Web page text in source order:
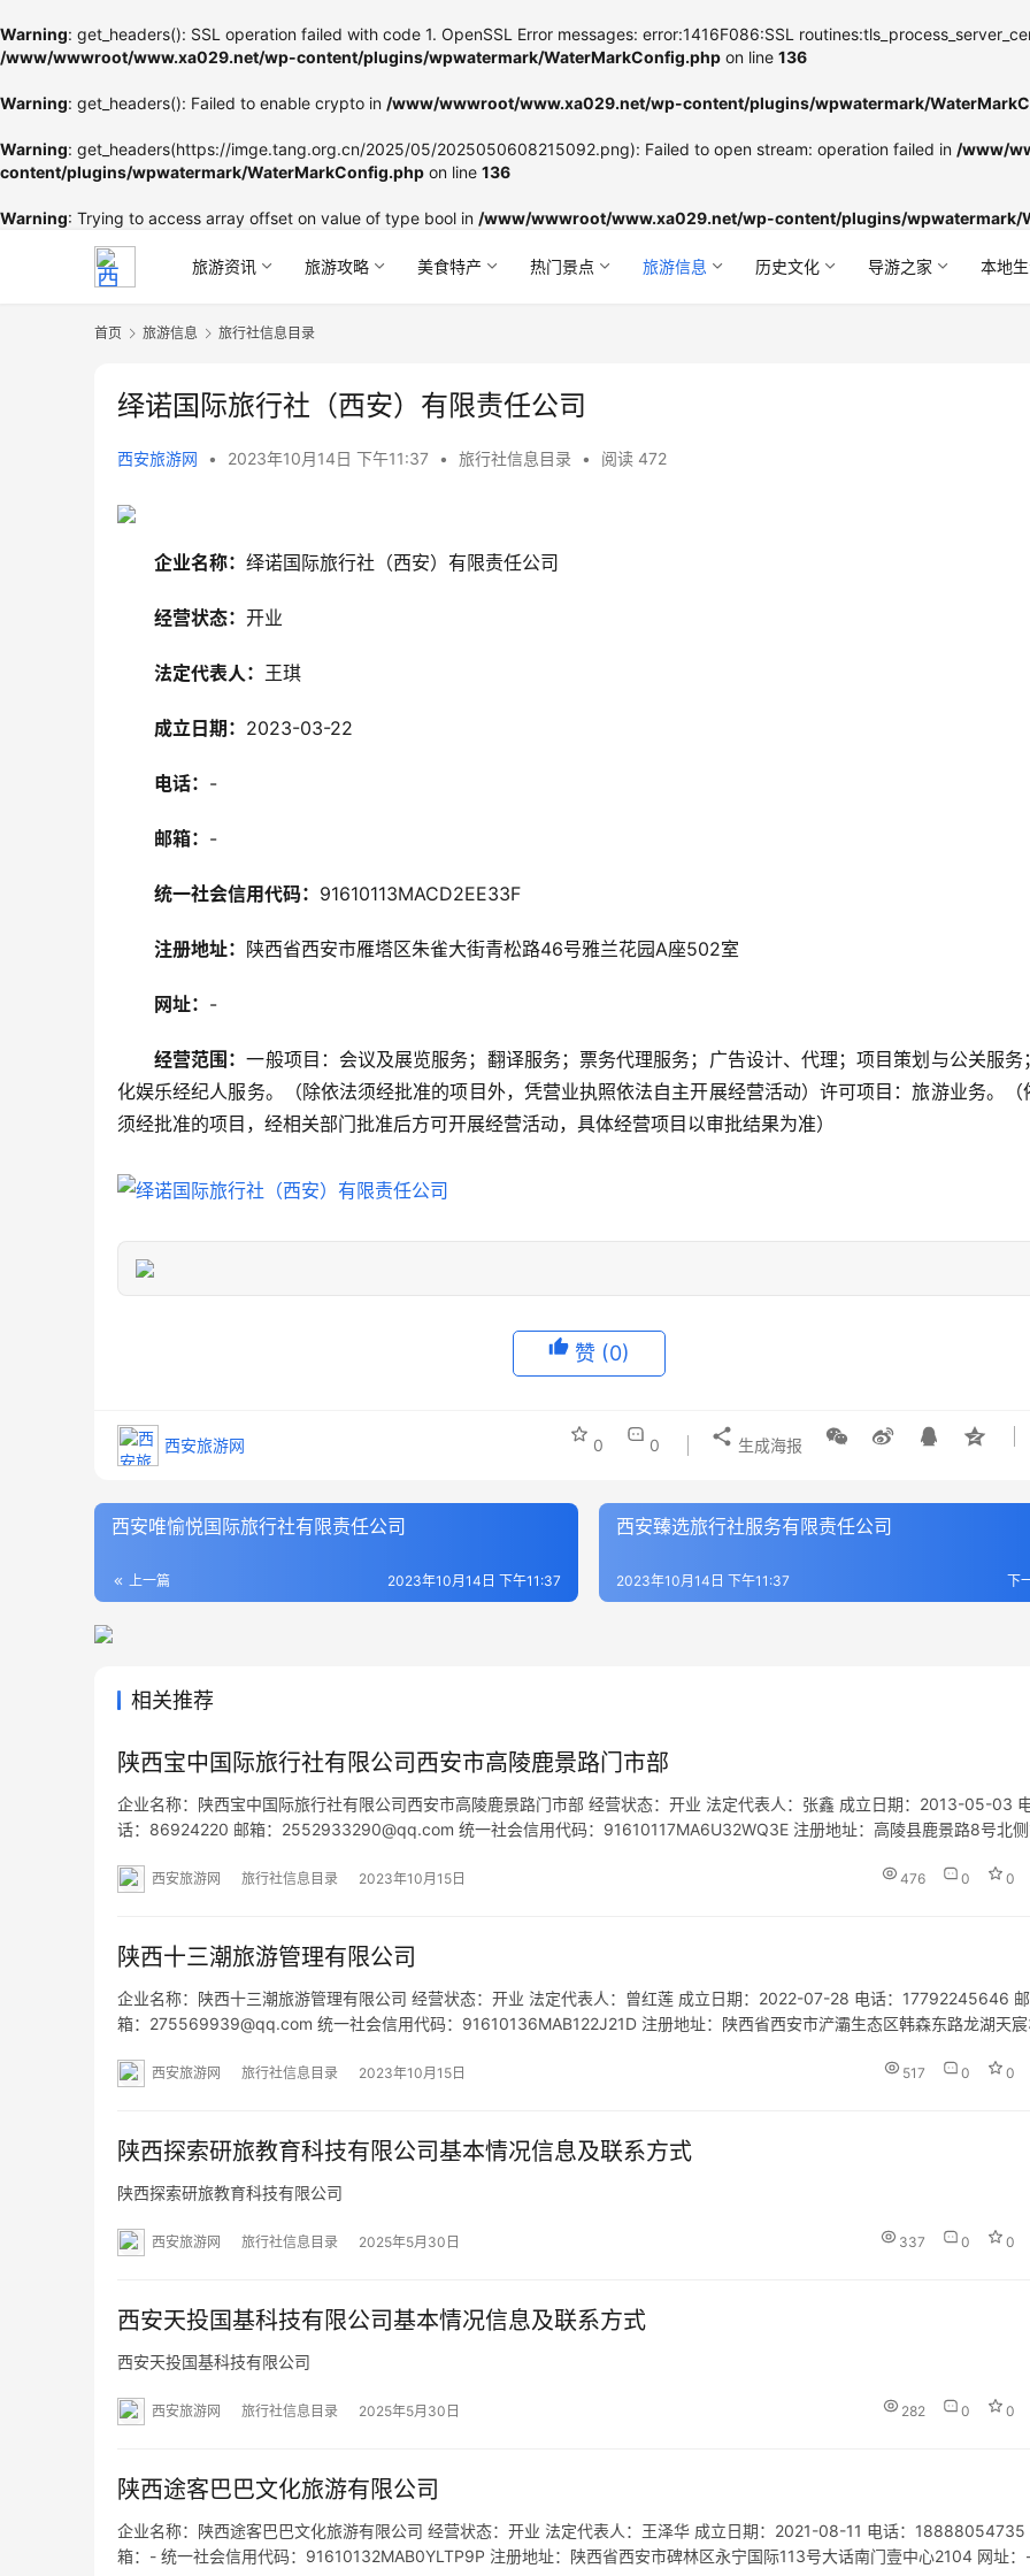
Warning: get_headers(): SSL operation failed with code 1. OpenSSL Error messages: error:1416F086:SSL
/www/wwwroot/www.xa029.net/wp-content/plugins/wpwatermark/WaterMarkConfig.php on line 136
Warning: get_headers(): Failed to enable crypto in /www/wwwroot/www.xa029.net/wp-content/plugins/wpwatermark/
Warning: get_headers(https://imge.tang.org.cn/2025/05/2025050608215092.png): Failed to open stream: operation failed in /www/
content/plugins/wpwatermark/WaterMarkConfig.php on line 136
Warning: Trying to access array offset on value of type bool in /www/wwwroot/www.xa029.net/wp-content/plugins/wpwatermark/
旅游资讯 旅游攻略 美食特产 热门景点 旅游信息 历史文化 导游之家 本地
首页 旅游信息 旅行社信息目录
绎诺国际旅行社（西安）有限责任公司
西安旅游网 • 2023年10月14日 下午11:37 • 旅行社信息目录 • 阅读 472
企业名称： 绎诺国际旅行社（西安）有限责任公司
经营状态： 开业
法定代表人： 王琪
成立日期： 2023-03-22
电话： -
邮箱： -
统一社会信用代码： 91610113MACD2EE33F
注册地址： 陕西省西安市雁塔区朱雀大街青松路46号雅兰花园A座502室
网址： -
经营范围：一般项目：会议及展览服务；翻译服务；票务代理服务；广告设计、代理；项目策划与公关服务
化娱乐经纪人服务。（除依法须经批准的项目外，凭营业执照依法自主开展经营活动）许可项目：旅游业务。（
须经批准的项目，经相关部门批准后方可开展经营活动，具体经营项目以审批结果为准）
赞 (0)
西安旅游网 0 0 生成海报
西安唯愉悦国际旅行社有限责任公司
上一篇 2023年10月14日 下午11:37
西安臻选旅行社服务有限责任公司
下
2023年10月14日 下午11:37
相关推荐
陕西宝中国际旅行社有限公司西安市高陵鹿景路门市部
企业名称：陕西宝中国际旅行社有限公司西安市高陵鹿景路门市部 经营状态：开业 法定代表人：张鑫 成立日期：2013-05-03
话：86924220 邮箱：2552933290@qq.com 统一社会信用代码：91610117MA6U32WQ3E 注册地址：高陵县鹿景路8号北
西安旅游网 旅行社信息目录 2023年10月15日 476 0 0
陕西十三潮旅游管理有限公司
企业名称：陕西十三潮旅游管理有限公司 经营状态：开业 法定代表人：曾红莲 成立日期：2022-07-28 电话：17792245646 邮
箱：275569939@qq.com 统一社会信用代码：91610136MAB122J21D 注册地址：陕西省西安市浐灞生态区韩森东路龙湖天
西安旅游网 旅行社信息目录 2023年10月15日 517 0 0
陕西探索研旅教育科技有限公司基本情况信息及联系方式
陕西探索研旅教育科技有限公司
西安旅游网 旅行社信息目录 2025年5月30日 337 0 0
西安天投国基科技有限公司基本情况信息及联系方式
西安天投国基科技有限公司
西安旅游网 旅行社信息目录 2025年5月30日 282 0 0
陕西途客巴巴文化旅游有限公司
企业名称：陕西途客巴巴文化旅游有限公司 经营状态：开业 法定代表人：王泽华 成立日期：2021-08-11 电话：18888054735
箱：- 统一社会信用代码：91610132MAB0YLTP9P 注册地址：陕西省西安市碑林区永宁国际113号大话南门壹中心2104 网址